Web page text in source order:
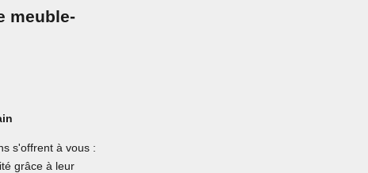
meuble-
s'offrent à vous :
grâce à leur